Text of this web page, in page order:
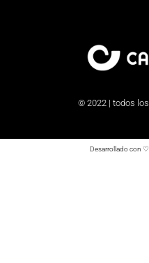
© 2022 | todos
Desarrollado con